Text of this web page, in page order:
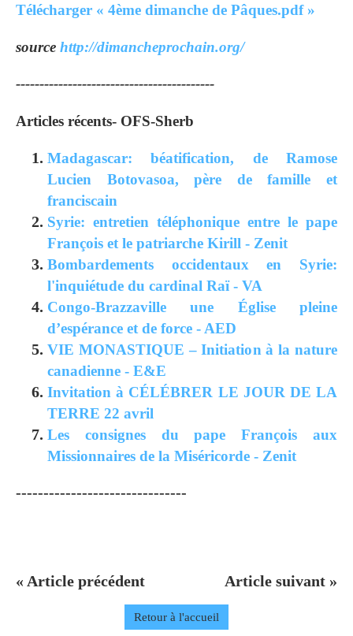
Télécharger « 4ème dimanche de Pâques.pdf »
source http://dimancheprochain.org/
------------------------------------------
Articles récents- OFS-Sherb
Madagascar: béatification, de Ramose
Lucien Botovasoa, père de famille et
franciscain
Syrie: entretien téléphonique entre le pape
François et le patriarche Kirill - Zenit
Bombardements occidentaux en Syrie:
l'inquiétude du cardinal Raï - VA
Congo-Brazzaville une Église pleine
d’espérance et de force - AED
VIE MONASTIQUE – Initiation à la nature
canadienne - E&E
Invitation à CÉLÉBRER LE JOUR DE LA
TERRE 22 avril
Les consignes du pape François aux
Missionnaires de la Miséricorde - Zenit
-------------------------------
« Article précédent Article suivant »
Retour à l'accueil